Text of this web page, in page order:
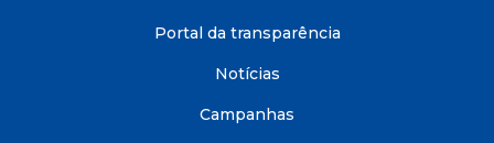
Portal da transparência
Notícias
Campanhas